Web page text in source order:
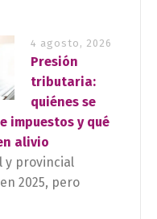
4 agosto, 2026
Presión
tributaria:
quiénes se
impuestos y qué
alivio
y provincial
2025, pero